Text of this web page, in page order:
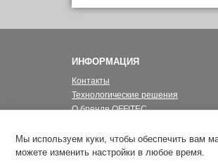
ИНФОРМАЦИЯ
Контакты
Технологические решения
О бренде OFFITEC
Политика конфиденциальности
Мы используем куки, чтобы обеспечить вам
можете изменить настройки в любое время.